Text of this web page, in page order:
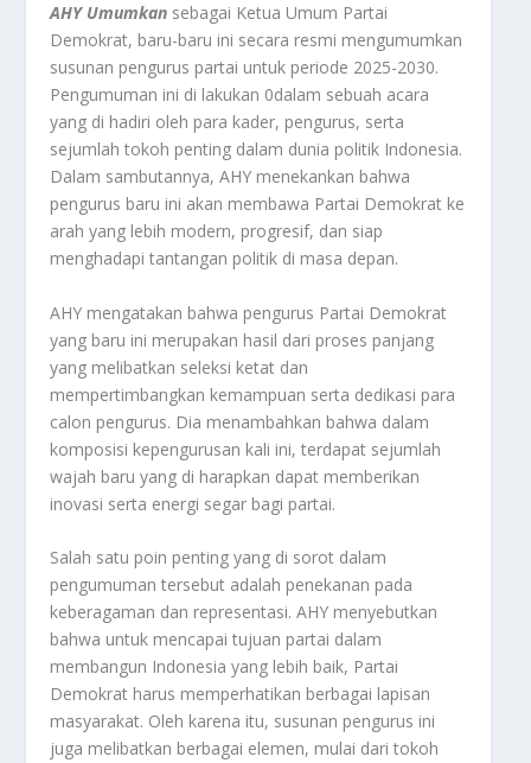
AHY Umumkan sebagai Ketua Umum Partai
Demokrat, baru-baru ini secara resmi mengumumkan
susunan pengurus partai untuk periode 2025-2030.
Pengumuman ini di lakukan 0dalam sebuah acara
yang di hadiri oleh para kader, pengurus, serta
sejumlah tokoh penting dalam dunia politik Indonesia.
Dalam sambutannya, AHY menekankan bahwa
pengurus baru ini akan membawa Partai Demokrat ke
arah yang lebih modern, progresif, dan siap
menghadapi tantangan politik di masa depan.
AHY mengatakan bahwa pengurus Partai Demokrat
yang baru ini merupakan hasil dari proses panjang
yang melibatkan seleksi ketat dan
mempertimbangkan kemampuan serta dedikasi para
calon pengurus. Dia menambahkan bahwa dalam
komposisi kepengurusan kali ini, terdapat sejumlah
wajah baru yang di harapkan dapat memberikan
inovasi serta energi segar bagi partai.
Salah satu poin penting yang di sorot dalam
pengumuman tersebut adalah penekanan pada
keberagaman dan representasi. AHY menyebutkan
bahwa untuk mencapai tujuan partai dalam
membangun Indonesia yang lebih baik, Partai
Demokrat harus memperhatikan berbagai lapisan
masyarakat. Oleh karena itu, susunan pengurus ini
juga melibatkan berbagai elemen, mulai dari tokoh